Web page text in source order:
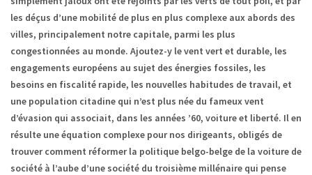
les déçus d’une mobilité de plus en plus complexe aux abords des
villes, principalement notre capitale, parmi les plus
congestionnées au monde. Ajoutez-y le vent vert et durable, les
engagements européens au sujet des énergies fossiles, les
besoins en fiscalité rapide, les nouvelles habitudes de travail, et
une population citadine qui n’est plus née du fameux vent
d’évasion qui associait, dans les années ’60, voiture et liberté. Il en
résulte une équation complexe pour nos dirigeants, obligés de
trouver comment réformer la politique belgo-belge de la voiture de
société à l’aube d’une société du troisième millénaire qui pense